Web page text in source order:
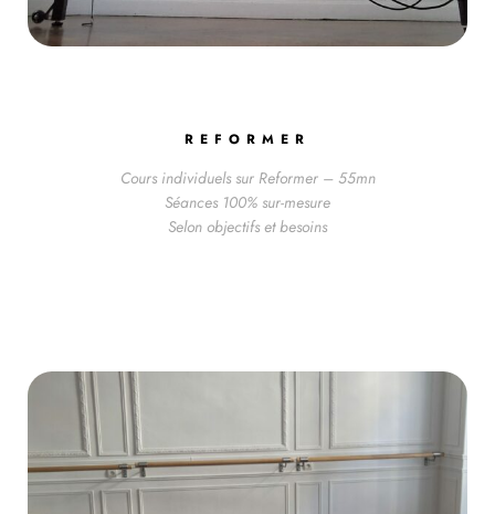
REFORMER
Cours individuels sur Reformer – 55mn
Séances 100% sur-mesure
Selon objectifs et besoins